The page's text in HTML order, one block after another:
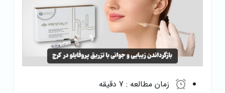
زمان مطالعه : 7 دقیقه